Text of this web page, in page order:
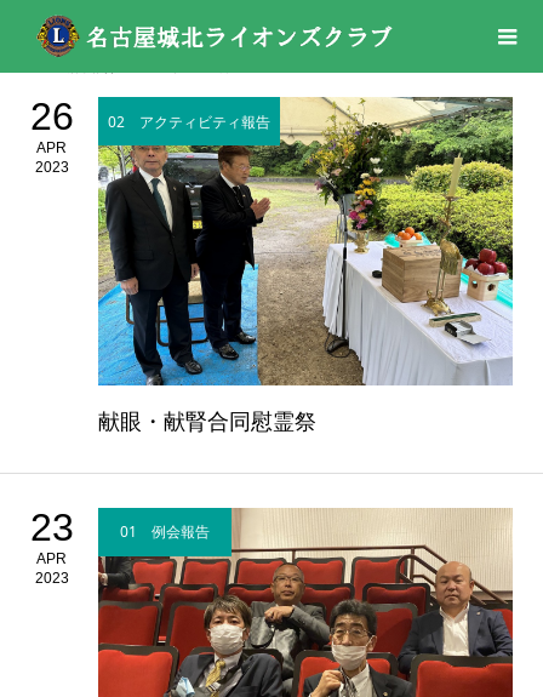
26
APR
2023
02 アクティビティ報告
献眼・献腎合同慰霊祭
23
APR
2023
01 例会報告